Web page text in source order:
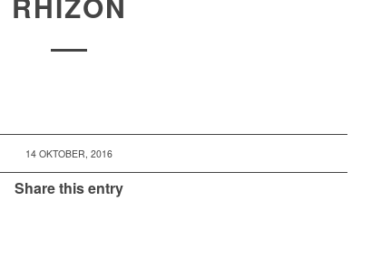
14 OKTOBER, 2016
Share this entry